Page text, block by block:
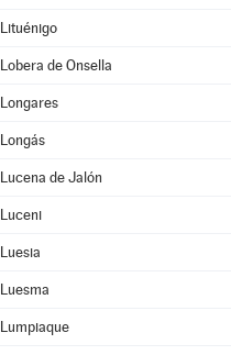
Lituénigo
Lobera de Onsella
Longares
Longás
Lucena de Jalón
Luceni
Luesia
Luesma
Lumpiaque